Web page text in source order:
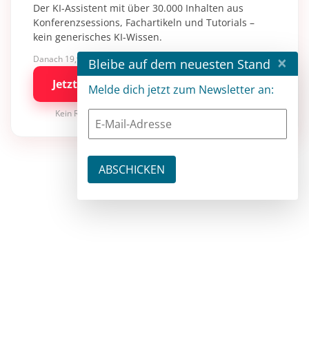
Der KI-Assistent mit über 30.000 Inhalten aus
Konferenzsessions, Fachartikeln und Tutorials –
kein generisches KI-Wissen.
Danach 19,90 €/Monat mit entwickler.de BASIC
Jetzt kostenlos testen
Kein Risiko · jederzeit kündbar
Bleibe auf dem neuesten Stand ×
Melde dich jetzt zum Newsletter an: